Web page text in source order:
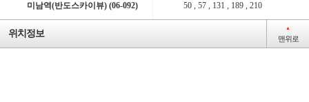
미남역(반도스카이뷰) (06-092) 50 , 57 , 131 , 189 , 210
위치정보 ▲
맨위로